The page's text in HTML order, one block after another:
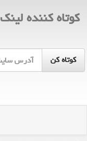
كوتاه كننده لینك